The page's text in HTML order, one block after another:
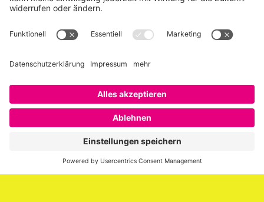
Über SAATKORN
SAATKORN ist der Blog von Gero Hesse. Seit 2009 schreibt
er über die Themen Employer Branding,